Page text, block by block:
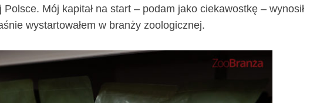
Mój kapitał na start – podam jako ciekawostkę – wynosił
wystartowałem w branży zoologicznej.